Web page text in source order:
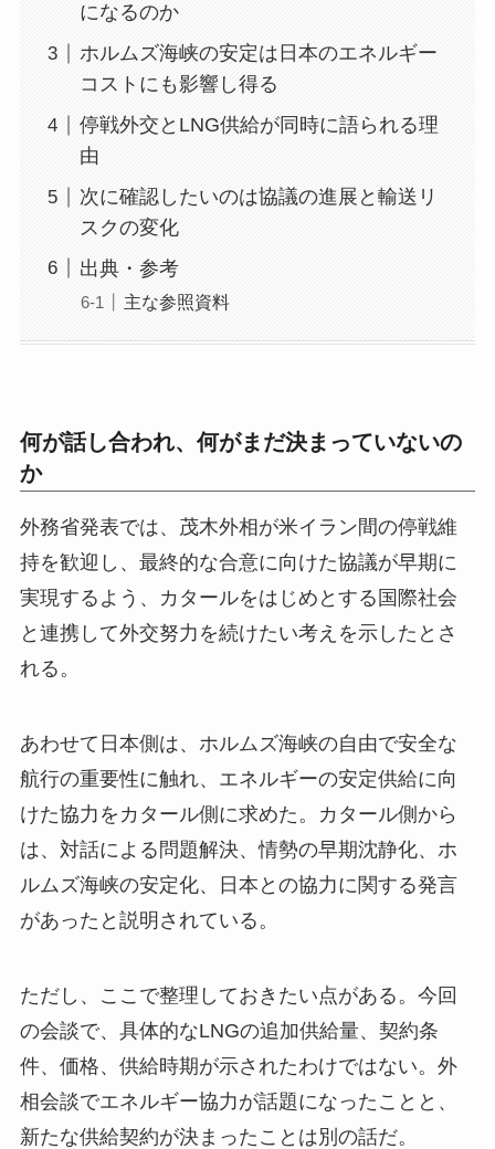
になるのか
ホルムズ海峡の安定は日本のエネルギー
コストにも影響し得る
停戦外交とLNG供給が同時に語られる理
由
次に確認したいのは協議の進展と輸送リ
スクの変化
出典・参考
主な参照資料
何が話し合われ、何がまだ決まっていないの
か
外務省発表では、茂木外相が米イラン間の停戦維
持を歓迎し、最終的な合意に向けた協議が早期に
実現するよう、カタールをはじめとする国際社会
と連携して外交努力を続けたい考えを示したとさ
れる。
あわせて日本側は、ホルムズ海峡の自由で安全な
航行の重要性に触れ、エネルギーの安定供給に向
けた協力をカタール側に求めた。カタール側から
は、対話による問題解決、情勢の早期沈静化、ホ
ルムズ海峡の安定化、日本との協力に関する発言
があったと説明されている。
ただし、ここで整理しておきたい点がある。今回
の会談で、具体的なLNGの追加供給量、契約条
件、価格、供給時期が示されたわけではない。外
相会談でエネルギー協力が話題になったことと、
新たな供給契約が決まったことは別の話だ。